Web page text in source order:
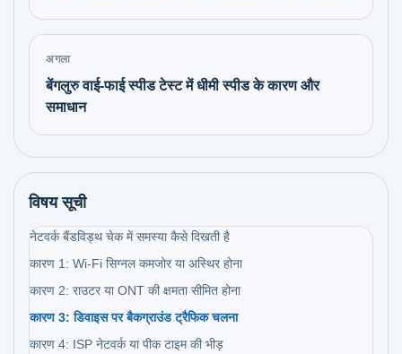
अगला
बेंगलुरु वाई-फाई स्पीड टेस्ट में धीमी स्पीड के कारण और
समाधान
विषय सूची
नेटवर्क बैंडविड्थ चेक में समस्या कैसे दिखती है
कारण 1: Wi-Fi सिग्नल कमजोर या अस्थिर होना
कारण 2: राउटर या ONT की क्षमता सीमित होना
कारण 3: डिवाइस पर बैकग्राउंड ट्रैफिक चलना
कारण 4: ISP नेटवर्क या पीक टाइम की भीड़